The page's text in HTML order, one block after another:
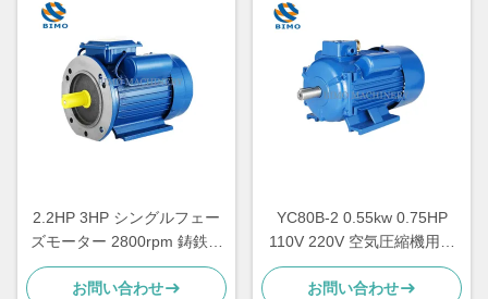
2.2HP 3HP シングルフェー
ズモーター 2800rpm 鋳鉄キ
ャッシングコンデンサター
スタートモーター CSR
お問い合わせ
YC80B-2 0.55kw 0.75HP
110V 220V 空気圧縮機用単
相電機
お問い合わせ